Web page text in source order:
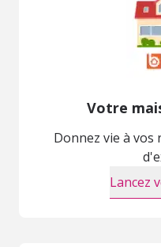
Votre
Donnez vie à
Lancez